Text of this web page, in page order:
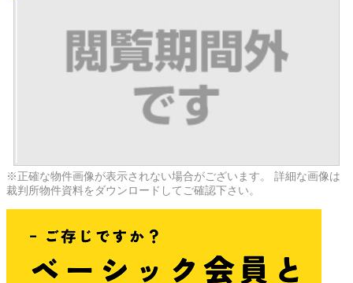
※正確な物件画像が表示されない場合がございます。 詳細な画像は
裁判所物件資料をダウンロードしてご確認下さい。